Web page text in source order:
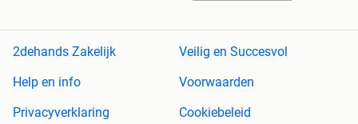
2dehands Zakelijk
Veilig en Succesvol
Help en info
Voorwaarden
Privacyverklaring
Cookiebeleid